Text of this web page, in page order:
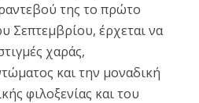
Reset
all
options
της το πρώτο
Σεπτεμβρίου, έρχεται να
χαράς,
και την μοναδική
φιλοξενίας και του